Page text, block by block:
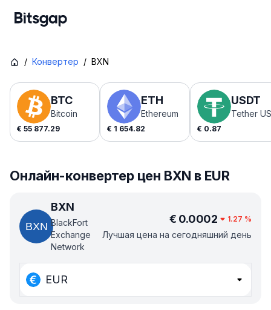
/ Конвертер / BXN
BTC
Bitcoin
€ 55 877.29
ETH
Ethereum
€ 1 654.82
USDT
Tether
€ 0.87
Онлайн-конвертер цен BXN в EUR
BXN
BlackFort
Exchange
Network
€ 0.0002 1.27 %
Лучшая цена на сегодняшний день
EUR